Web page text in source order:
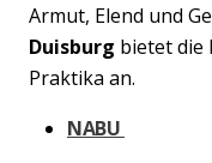
Armut, Elend und
Duisburg bietet die
Praktika an.
NABU